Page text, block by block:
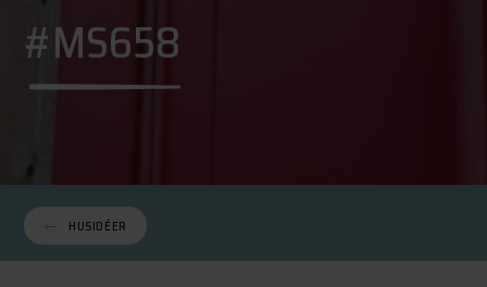
#MS658
HUSIDÉER